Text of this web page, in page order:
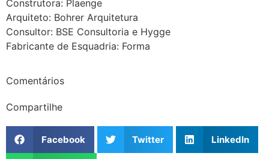
Construtora: Plaenge
Arquiteto: Bohrer Arquitetura
Consultor: BSE Consultoria e Hygge
Fabricante de Esquadria: Forma
Comentários
Compartilhe
Facebook Twitter LinkedIn